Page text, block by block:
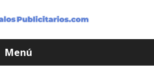
Menú